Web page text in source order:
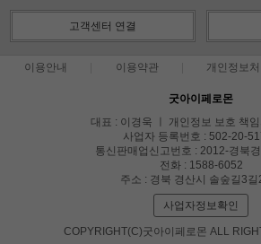
고객센터 연결
이용안내 이용약관 개인정보
굿아이페로몬
대표 : 이경욱 ㅣ 개인정보 보호 책
사업자 등록번호 : 502-20-
통신판매업신고번호 : 2012-경북
전화 : 1588-6052
주소 : 경북 경산시 솔숲길3길
사업자정보확인
COPYRIGHT(C)굿아이페로몬 ALL